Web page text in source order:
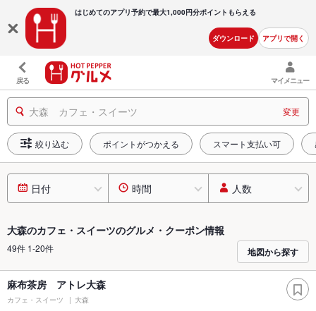
はじめてのアプリ予約で最大1,000円分ポイントもらえる
ダウンロード アプリで開く
戻る マイメニュー
大森 カフェ・スイーツ 変更
絞り込む ポイントがつかえる スマート支払い可
日付 時間 人数
大森のカフェ・スイーツのグルメ・クーポン情報
49件 1-20件 地図から探す
麻布茶房 アトレ大森
カフェ・スイーツ 大森